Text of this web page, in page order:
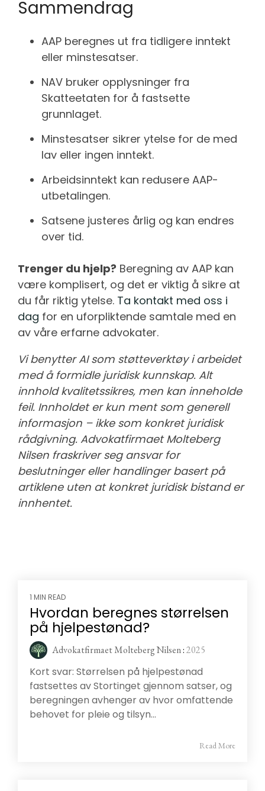
Sammendrag
AAP beregnes ut fra tidligere inntekt
eller minstesatser.
NAV bruker opplysninger fra
Skatteetaten for å fastsette
grunnlaget.
Minstesatser sikrer ytelse for de med
lav eller ingen inntekt.
Arbeidsinntekt kan redusere AAP-
utbetalingen.
Satsene justeres årlig og kan endres
over tid.
Trenger du hjelp? Beregning av AAP kan
være komplisert, og det er viktig å sikre at
du får riktig ytelse. Ta kontakt med oss i
dag for en uforpliktende samtale med en
av våre erfarne advokater.
Vi benytter AI som støtteverktøy i arbeidet
med å formidle juridisk kunnskap. Alt
innhold kvalitetssikres, men kan inneholde
feil. Innholdet er kun ment som generell
informasjon – ikke som konkret juridisk
rådgivning. Advokatfirmaet Molteberg
Nilsen fraskriver seg ansvar for
beslutninger eller handlinger basert på
artiklene uten at konkret juridisk bistand er
innhentet.
1 MIN READ
Hvordan beregnes størrelsen
på hjelpestønad?
Advokatfirmaet Molteberg Nilsen:2025
Kort svar: Størrelsen på hjelpestønad
fastsettes av Stortinget gjennom satser, og
beregningen avhenger av hvor omfattende
behovet for pleie og tilsyn...
Read More